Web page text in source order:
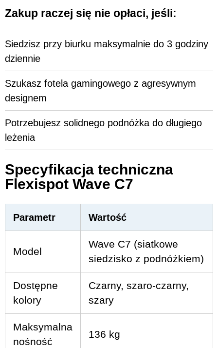
Zakup raczej się nie opłaci, jeśli:
Siedzisz przy biurku maksymalnie do 3 godziny
dziennie
Szukasz fotela gamingowego z agresywnym
designem
Potrzebujesz solidnego podnóżka do długiego
leżenia
Specyfikacja techniczna
Flexispot Wave C7
Parametr Wartość
Model
Wave C7 (siatkowe
siedzisko z podnóżkiem)
Dostępne
kolory
Czarny, szaro-czarny,
szary
Maksymalna
nośność
136 kg